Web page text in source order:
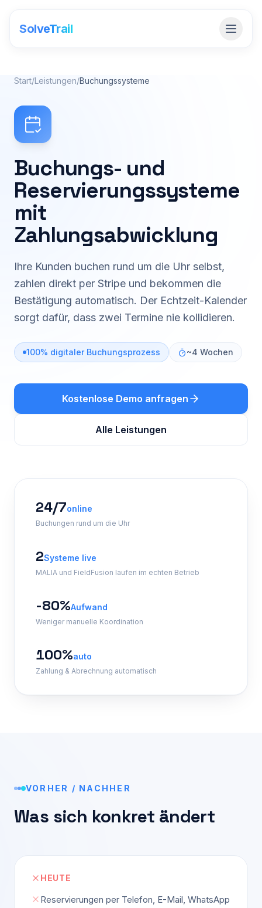
SolveTrail
Start/Leistungen/Buchungssysteme
Buchungs- und
Reservierungssysteme
mit
Zahlungsabwicklung
Ihre Kunden buchen rund um die Uhr selbst,
zahlen direkt per Stripe und bekommen die
Bestätigung automatisch. Der Echtzeit-Kalender
sorgt dafür, dass zwei Termine nie kollidieren.
100% digitaler Buchungsprozess ~4 Wochen
Kostenlose Demo anfragen
Alle Leistungen
24/7online
Buchungen rund um die Uhr
2Systeme live
MALIA und FieldFusion laufen im echten Betrieb
-80%Aufwand
Weniger manuelle Koordination
100%auto
Zahlung & Abrechnung automatisch
VORHER / NACHHER
Was sich konkret ändert
HEUTE
Reservierungen per Telefon, E-Mail, WhatsApp